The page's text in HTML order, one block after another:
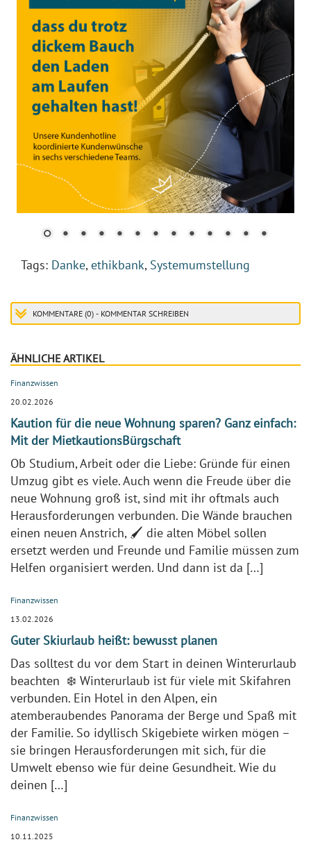
Tags: Danke, ethikbank, Systemumstellung
KOMMENTARE (0) - KOMMENTAR SCHREIBEN
ÄHNLICHE ARTIKEL
Finanzwissen
20.02.2026
Kaution für die neue Wohnung sparen? Ganz einfach:
Mit der MietkautionsBürgschaft
Ob Studium, Arbeit oder die Liebe: Gründe für einen
Umzug gibt es viele. Auch wenn die Freude über die
neue Wohnung groß ist, sind mit ihr oftmals auch
Herausforderungen verbunden. Die Wände brauchen
einen neuen Anstrich, 🖌️ die alten Möbel sollen
ersetzt werden und Freunde und Familie müssen zum
Helfen organisiert werden. Und dann ist da […]
Finanzwissen
13.02.2026
Guter Skiurlaub heißt: bewusst planen
Das solltest du vor dem Start in deinen Winterurlaub
beachten ❄️ Winterurlaub ist für viele mit Skifahren
verbunden. Ein Hotel in den Alpen, ein
atemberaubendes Panorama der Berge und Spaß mit
der Familie. So idyllisch Skigebiete wirken mögen –
sie bringen Herausforderungen mit sich, für die
Umwelt ebenso wie für deine Gesundheit. Wie du
deinen […]
Finanzwissen
10.11.2025